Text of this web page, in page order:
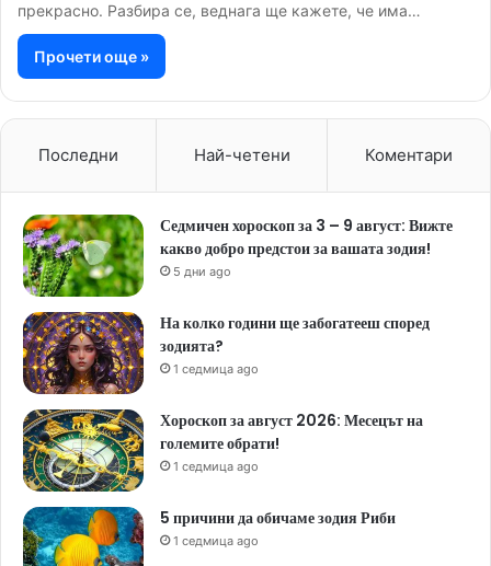
прекрасно. Разбира се, веднага ще кажете, че има…
Прочети още »
Последни Най-четени Коментари
Седмичен хороскоп за 3 – 9 август: Вижте
какво добро предстои за вашата зодия!
5 дни ago
На колко години ще забогатееш според
зодията?
1 седмица ago
Хороскоп за август 2026: Месецът на
големите обрати!
1 седмица ago
5 причини да обичаме зодия Риби
1 седмица ago